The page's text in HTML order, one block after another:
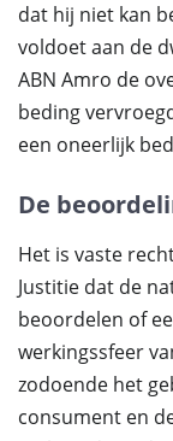
dat hij niet kan
voldoet aan de
ABN Amro de
beding
een oneerlijk
De
Het is vaste
Justitie dat de
beoordelen of
werkingssfeer
zodoende het
consument en